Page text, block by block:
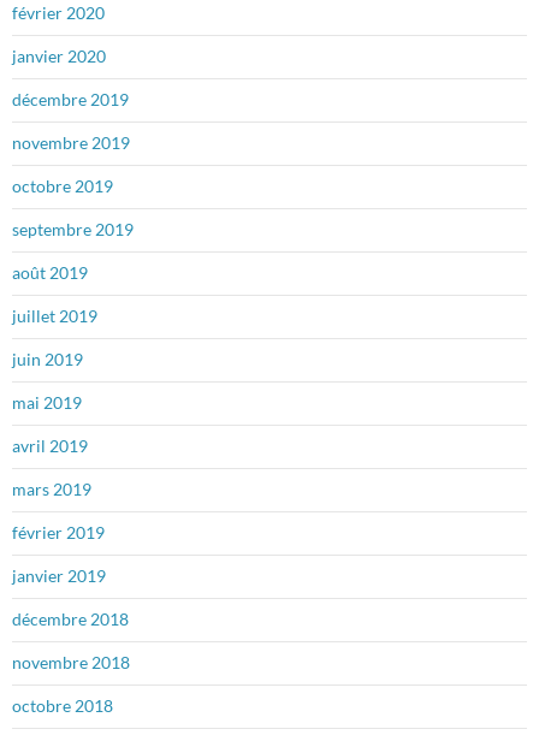
février 2020
janvier 2020
décembre 2019
novembre 2019
octobre 2019
septembre 2019
août 2019
juillet 2019
juin 2019
mai 2019
avril 2019
mars 2019
février 2019
janvier 2019
décembre 2018
novembre 2018
octobre 2018